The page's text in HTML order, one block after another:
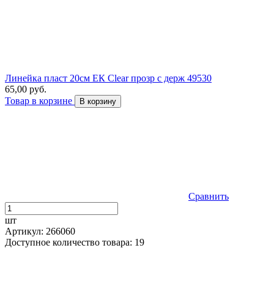
Линейка пласт 20см ЕК Сlear прозр с держ 49530
65,00 руб.
Товар в корзине
В корзину
Сравнить
шт
Артикул: 266060
Доступное количество товара: 19